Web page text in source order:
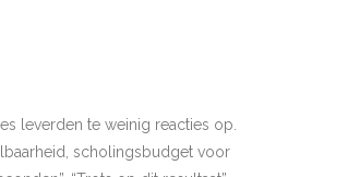
leverden te weinig reacties op.
scholingsbudget voor